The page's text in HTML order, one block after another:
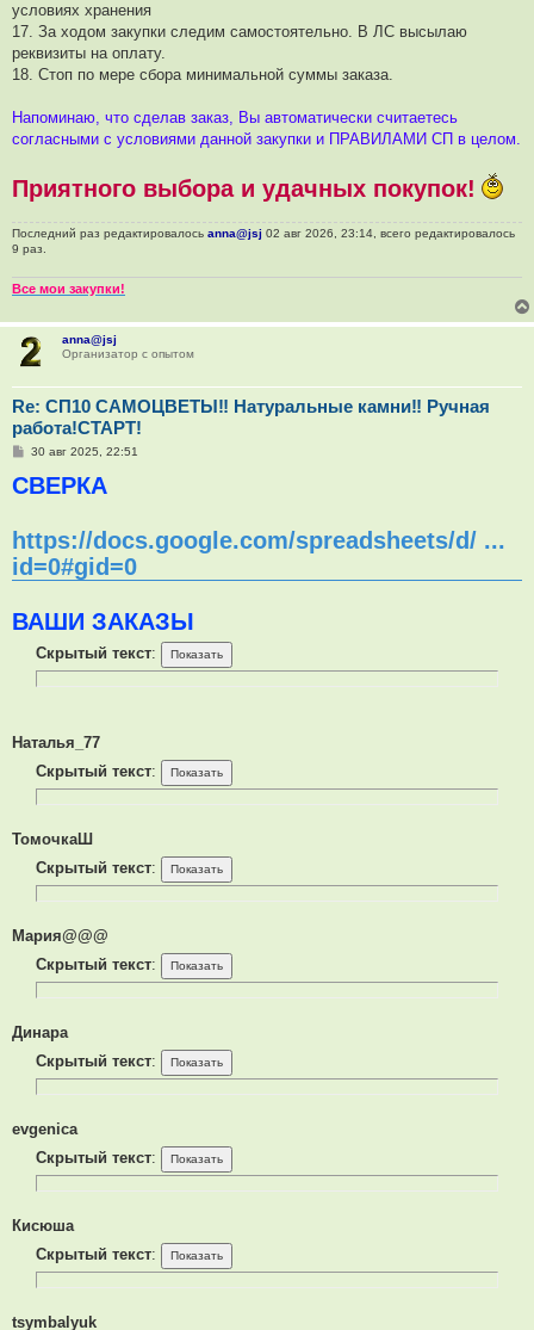
условиях хранения
17. За ходом закупки следим самостоятельно. В ЛС высылаю
реквизиты на оплату.
18. Стоп по мере сбора минимальной суммы заказа.
Напоминаю, что сделав заказ, Вы автоматически считаетесь
согласными с условиями данной закупки и ПРАВИЛАМИ СП в целом.
Приятного выбора и удачных покупок!
Последний раз редактировалось anna@jsj 02 авг 2026, 23:14, всего редактировалось
9 раз.
Все мои закупки!
anna@jsj
Организатор с опытом
Re: СП10 САМОЦВЕТЫ‼ Натуральные камни‼ Ручная
работа!СТАРТ!
С
о
б
н
и
е
30 авг 2025, 22:51
СВЕРКА
https://docs.google.com/spreadsheets/d/ ...
id=0#gid=0
ВАШИ ЗАКАЗЫ
Скрытый текст:
Наталья_77
Скрытый текст:
ТомочкаШ
Скрытый текст:
Мария@@@
Скрытый текст:
Динара
Скрытый текст:
evgenica
Скрытый текст:
Кисюша
Скрытый текст:
tsymbalyuk